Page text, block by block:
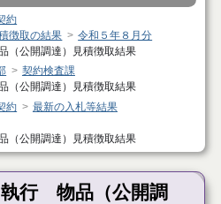
約
徴取の結果
令和５年８月分
（公開調達）見積徴取結果
契約検査課
（公開調達）見積徴取結果
約
最新の入札等結果
（公開調達）見積徴取結果
行 物品（公開調